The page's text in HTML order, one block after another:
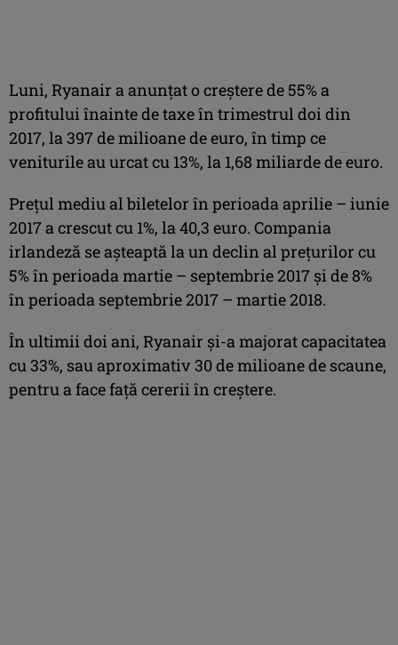
Luni, Ryanair a anunţat o creştere de 55% a
profitului înainte de taxe în trimestrul doi din
2017, la 397 de milioane de euro, în timp ce
veniturile au urcat cu 13%, la 1,68 miliarde de euro.
Preţul mediu al biletelor în perioada aprilie – iunie
2017 a crescut cu 1%, la 40,3 euro. Compania
irlandeză se aşteaptă la un declin al preţurilor cu
5% în perioada martie – septembrie 2017 şi de 8%
în perioada septembrie 2017 – martie 2018.
În ultimii doi ani, Ryanair şi-a majorat capacitatea
cu 33%, sau aproximativ 30 de milioane de scaune,
pentru a face faţă cererii în creştere.